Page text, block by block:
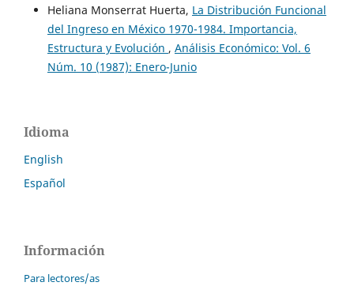
Heliana Monserrat Huerta, La Distribución Funcional
del Ingreso en México 1970-1984. Importancia,
Estructura y Evolución , Análisis Económico: Vol. 6
Núm. 10 (1987): Enero-Junio
Idioma
English
Español
Información
Para lectores/as